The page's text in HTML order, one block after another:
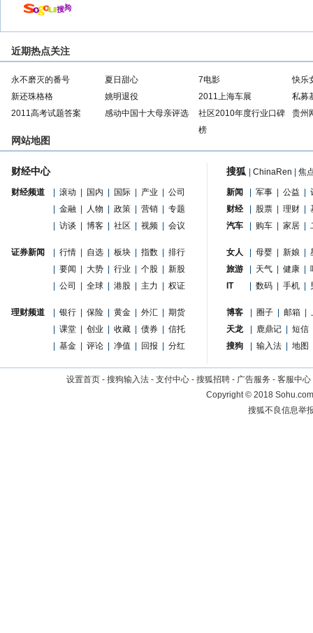
近期热点关注
永不磨灭的番号 夏日甜心 7电影
快乐
新还珠格格
姚明退役 2011上海车展
私募
2011高考试题答案
感动中国十大母亲评选
社区2010年度行业口碑
榜
贵州
网站地图
财经中心
财经频道 滚动 国内 国际 产业
公司
金融 人物 政策 营销
专题
访谈 博客 社区 视频 会议
证券新闻 行情 自选 板块 指数
排行
要闻 大势 行业 个股
新股
公司 全球 港股 主力 权证
理财频道 银行 保险 黄金 外汇
期货
课堂 创业 收藏 债券
信托
基金 评论 净值 回报 分红
搜狐 ChinaRen 焦
新闻 军事 公益
财经
股票 理财
汽车
购车 家居
女人 母婴 新娘
旅游
天气 健康
IT
数码 手机
博客 圈子 邮箱
天龙
鹿鼎记
短信
搜狗
输入法 地图
设置首页 - 搜狗输入法 - 支付中心 - 搜狐招聘 - 广告服务 - 客服中心
Copyright©2018
搜狐不良信息举